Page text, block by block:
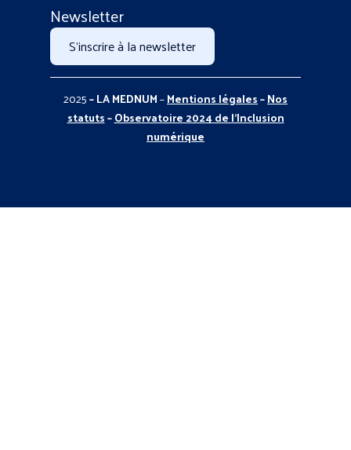
Newsletter
S'inscrire à la newsletter
2025– LA MEDNUM–Mentions légales–Nos
statuts–Observatoire 2024 de l’Inclusion
numérique